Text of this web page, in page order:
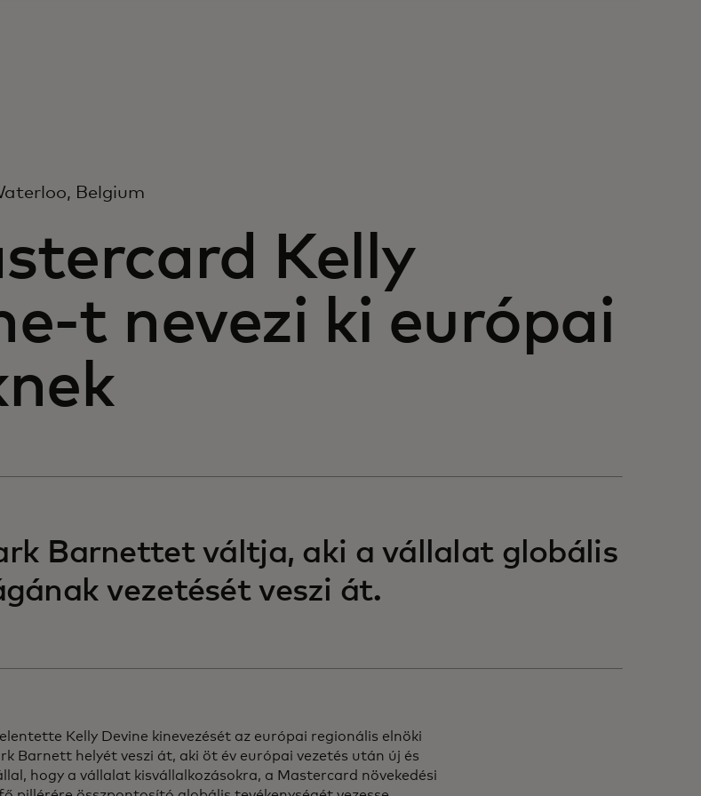
Belgium
Kelly
t nevezi ki európai
Barnettet váltja, aki a vállalat globális
vezetését veszi át.
Kelly Devine kinevezését az európai regionális elnöki
Barnett helyét veszi át, aki öt év európai vezetés után új és
hogy a vállalat kisvállalkozásokra, a Mastercard növekedési